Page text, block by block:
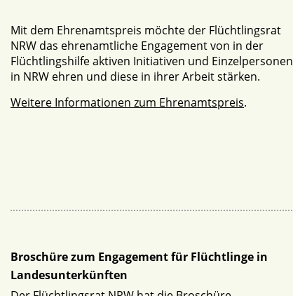
Mit dem Ehrenamtspreis möchte der Flüchtlingsrat
NRW das ehrenamtliche Engagement von in der
Flüchtlingshilfe aktiven Initiativen und Einzelpersonen
in NRW ehren und diese in ihrer Arbeit stärken.
Weitere Informationen zum Ehrenamtspreis.
Broschüre zum Engagement für Flüchtlinge in
Landesunterkünften